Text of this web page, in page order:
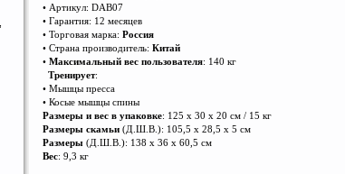
• Артикул: DAB07
• Гарантия: 12 месяцев
• Торговая марка: Россия
• Страна производитель: Китай
• Максимальный вес пользователя: 140 кг
Тренирует:
• Мышцы пресса
• Косые мышцы спины
Размеры и вес в упаковке: 125 х 30 х 20 см / 15 кг
Размеры скамьи (Д.Ш.В.): 105,5 х 28,5 х 5 см
Размеры (Д.Ш.В.): 138 х 36 х 60,5 см
Вес: 9,3 кг